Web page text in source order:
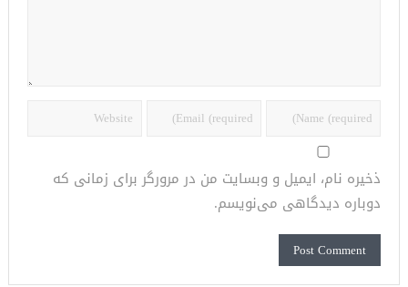
ذخیره نام، ایمیل و وبسایت من در مرورگر برای زمانی که
دوباره دیدگاهی می‌نویسم.